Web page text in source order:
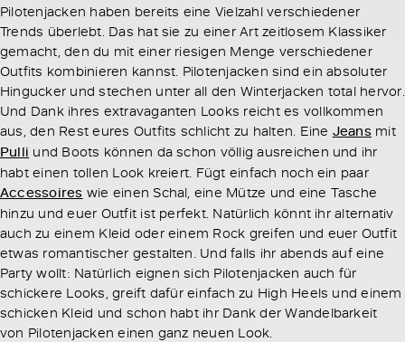
Pilotenjacken haben bereits eine Vielzahl verschiedener
Trends überlebt. Das hat sie zu einer Art zeitlosem Klassiker
gemacht, den du mit einer riesigen Menge verschiedener
Outfits kombinieren kannst. Pilotenjacken sind ein absoluter
Hingucker und stechen unter all den Winterjacken total hervor.
Und Dank ihres extravaganten Looks reicht es vollkommen
aus, den Rest eures Outfits schlicht zu halten. Eine Jeansmit
Pulli und Boots können da schon völlig ausreichen und ihr
habt einen tollen Look kreiert. Fügt einfach noch ein paar
Accessoires wie einen Schal, eine Mütze und eine Tasche
hinzu und euer Outfit ist perfekt. Natürlich könnt ihr alternativ
auch zu einem Kleid oder einem Rock greifen und euer Outfit
etwas romantischer gestalten. Und falls ihr abends auf eine
Party wollt: Natürlich eignen sich Pilotenjacken auch für
schickere Looks, greift dafür einfach zu High Heels und einem
schicken Kleid und schon habt ihr Dank der Wandelbarkeit
von Pilotenjacken einen ganz neuen Look.